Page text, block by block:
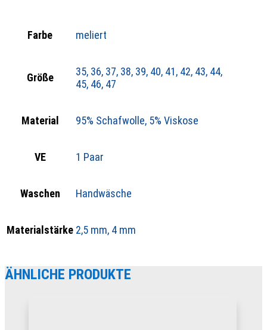
Farbe meliert
Größe
35, 36, 37, 38, 39, 40, 41, 42, 43, 44,
45, 46, 47
Material 95% Schafwolle, 5% Viskose
VE 1 Paar
Waschen Handwäsche
Materialstärke 2,5 mm, 4 mm
ÄHNLICHE PRODUKTE